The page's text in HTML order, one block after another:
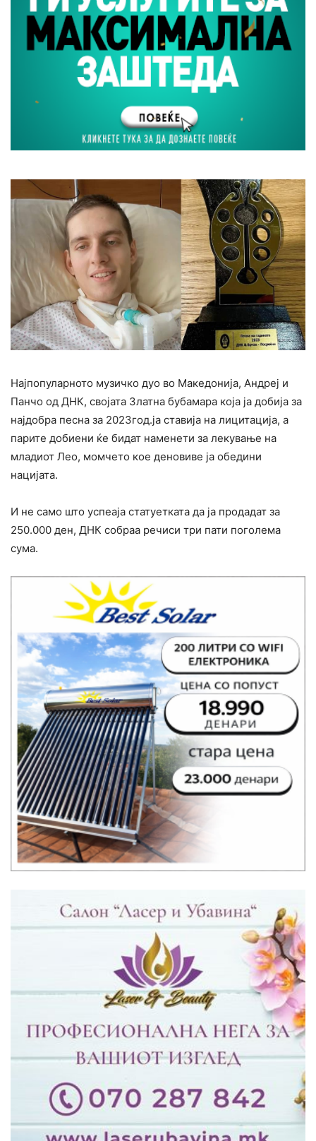
Најпопуларното музичко дуо во Македонија, Андреј и
Панчо од ДНК, својата Златна бубамара која ја добија за
најдобра песна за 2023год.ја ставија на лицитација, а
парите добиени ќе бидат наменети за лекување на
младиот Лео, момчето кое деновиве ја обедини
нацијата.
И не само што успеаја статуетката да ја продадат за
250.000 ден, ДНК собраа речиси три пати поголема
сума.